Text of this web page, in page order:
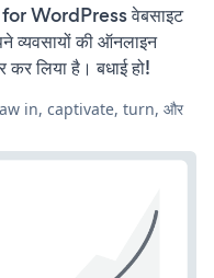
WordPress वेबसाइट
व्यवसायों की ऑनलाइन
कर लिया है। बधाई हो!
in, captivate, turn, और